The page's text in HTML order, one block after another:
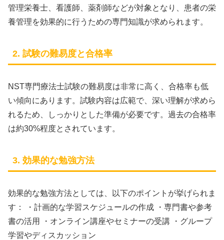
管理栄養士、看護師、薬剤師などが対象となり、患者の栄
養管理を効果的に行うための専門知識が求められます。
2. 試験の難易度と合格率
NST専門療法士試験の難易度は非常に高く、合格率も低
い傾向にあります。試験内容は広範で、深い理解が求めら
れるため、しっかりとした準備が必要です。過去の合格率
は約30%程度とされています。
3. 効果的な勉強方法
効果的な勉強方法としては、以下のポイントが挙げられま
す： ・計画的な学習スケジュールの作成 ・専門書や参考
書の活用 ・オンライン講座やセミナーの受講 ・グループ
学習やディスカッション